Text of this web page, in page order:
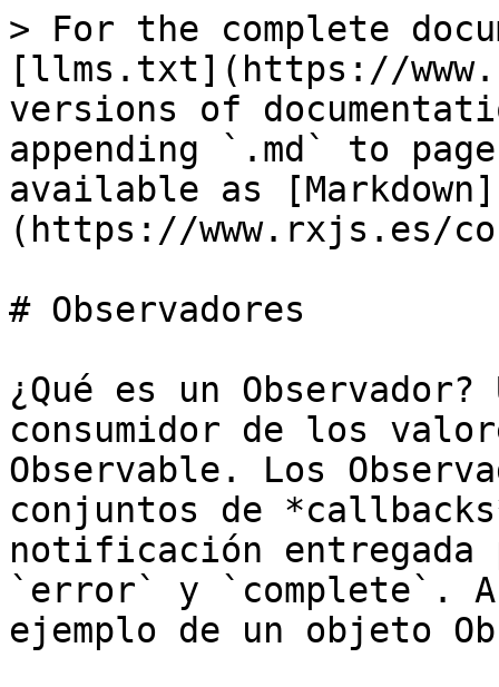
> For the complete
[llms.txt](https://
versions of
appending `.md` to
available as [Markdown]
(https://www.rxjs.es/
# Observadores
¿Qué es un
consumidor de los
Observable. Los
conjuntos de
notificación
`error` y `complete`. A
ejemplo de un objeto